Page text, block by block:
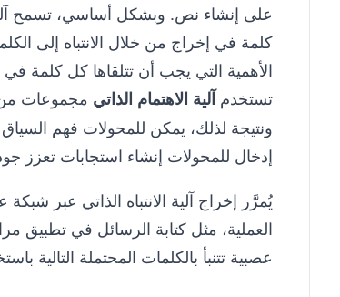
على إنشاء نص. وبشكل أساسي، تسمح آلية
كلمة في إخراج من خلال الانتباه إلى
الأهمية التي يجب أن تتلقاها كل كلمة
تستخدمآلية الاهتمام الذاتي مجموعات من
ونتيجة لذلك، يمكن للمحولات فهم
إدخال للمحولات إنشاء استجابات تعزز
يُمرَّر إخراج آلية الانتباه الذاتي عبر
العملية، مثل كتابة الرسائل في
عصبية تتنبأ بالكلمات المحتملة التالية